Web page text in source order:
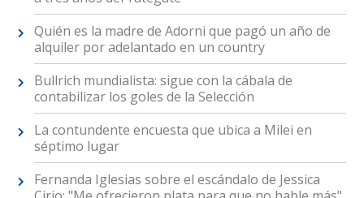
Quién es la madre de Adorni que pagó un año de
alquiler por adelantado en un country
Bullrich mundialista: sigue con la cábala de
contabilizar los goles de la Selección
La contundente encuesta que ubica a Milei en
séptimo lugar
Fernanda Iglesias sobre el escándalo de Jessica